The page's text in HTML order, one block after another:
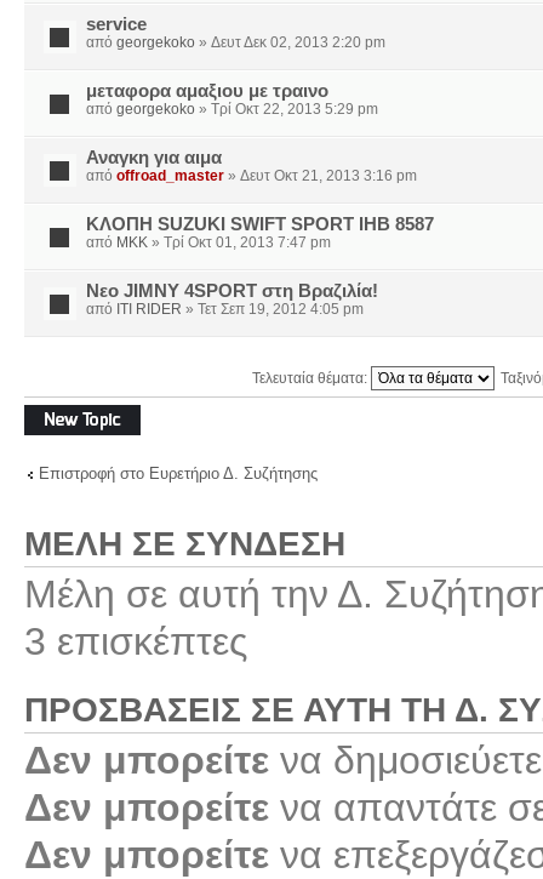
service
από georgekoko » Δευτ Δεκ 02, 2013 2:20 pm
μεταφορα αμαξιου με τραινο
από georgekoko » Τρί Οκτ 22, 2013 5:29 pm
Αναγκη για αιμα
από offroad_master » Δευτ Οκτ 21, 2013 3:16 pm
ΚΛΟΠΗ SUZUKI SWIFT SPORT ΙΗΒ 8587
από MKK » Τρί Οκτ 01, 2013 7:47 pm
Nεο JIMNY 4SPORT στη Βραζιλία!
από ITI RIDER » Τετ Σεπ 19, 2012 4:05 pm
Τελευταία θέματα:
Δημιουργία νέου
θέματος
Επιστροφή στο Ευρετήριο Δ. Συζήτησης
ΜΈΛΗ ΣΕ ΣΎΝΔΕΣΗ
Μέλη σε αυτή την Δ.
3 επισκέπτες
ΠΡΟΣΒΆΣΕΙΣ ΣΕ ΑΥΤΉ ΤΗ Δ.
Δεν μπορείτε να
Δεν μπορείτε να απαντάτε
Δεν μπορείτε να